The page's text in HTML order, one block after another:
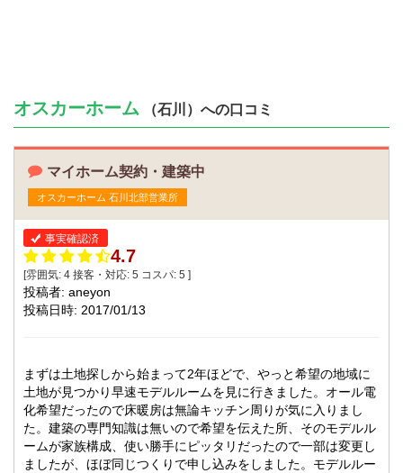
オスカーホーム （石川）への口コミ
マイホーム契約・建築中
オスカーホーム 石川北部営業所
事実確認済
4.7
[雰囲気: 4 接客・対応: 5 コスパ: 5 ]
投稿者: aneyon
投稿日時: 2017/01/13
まずは土地探しから始まって2年ほどで、やっと希望の地域に
土地が見つかり早速モデルルームを見に行きました。オール電
化希望だったので床暖房は無論キッチン周りが気に入りまし
た。建築の専門知識は無いので希望を伝えた所、そのモデルル
ームが家族構成、使い勝手にピッタリだったので一部は変更し
ましたが、ほぼ同じつくりで申し込みをしました。モデルルー